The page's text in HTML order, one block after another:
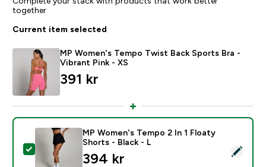
together
Current item selected
MP Women's Tempo Twist Back Sports Bra -
Vibrant Pink - XS
391 kr‎
Select this product - MP Women's Tempo 2 In 1
MP Women's Tempo 2 In 1 Floaty
Shorts - Black - L
394 kr‎